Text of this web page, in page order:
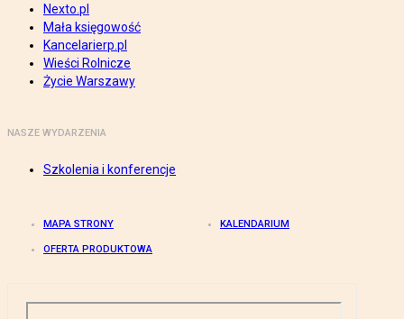
Nexto.pl
Mała księgowość
Kancelarierp.pl
Wieści Rolnicze
Życie Warszawy
NASZE WYDARZENIA
Szkolenia i konferencje
MAPA STRONY KALENDARIUM
OFERTA PRODUKTOWA